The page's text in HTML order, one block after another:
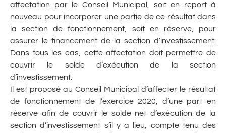
affectation par le Conseil Municipal, soit en report à
nouveau pour incorporer une partie de ce résultat dans
la section de fonctionnement, soit en réserve, pour
assurer le financement de la section d’investissement.
Dans tous les cas, cette affectation doit permettre de
couvrir le solde d’exécution de la section
d’investissement.
Il est proposé au Conseil Municipal d’affecter le résultat
de fonctionnement de l’exercice 2020, d’une part en
réserve afin de couvrir le solde net d’exécution de la
section d’investissement s’il y a lieu, compte tenu des